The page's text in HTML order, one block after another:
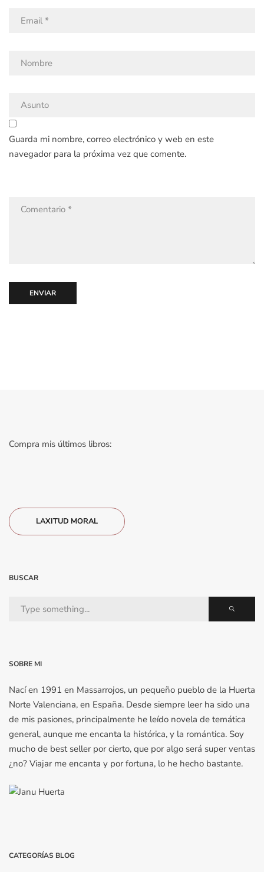
Guarda mi nombre, correo electrónico y web en este
navegador para la próxima vez que comente.
ENVIAR
Compra mis últimos libros:
LAXITUD MORAL
BUSCAR
SOBRE MI
Nací en 1991 en Massarrojos, un pequeño pueblo de la Huerta
Norte Valenciana, en España. Desde siempre leer ha sido una
de mis pasiones, principalmente he leído novela de temática
general, aunque me encanta la histórica, y la romántica. Soy
mucho de best seller por cierto, que por algo será super ventas
¿no? Viajar me encanta y por fortuna, lo he hecho bastante.
CATEGORÍAS BLOG